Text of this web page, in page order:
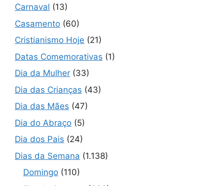
Carnaval (13)
Casamento (60)
Cristianismo Hoje (21)
Datas Comemorativas (1)
Dia da Mulher (33)
Dia das Crianças (43)
Dia das Mães (47)
Dia do Abraço (5)
Dia dos Pais (24)
Dias da Semana (1.138)
Domingo (110)